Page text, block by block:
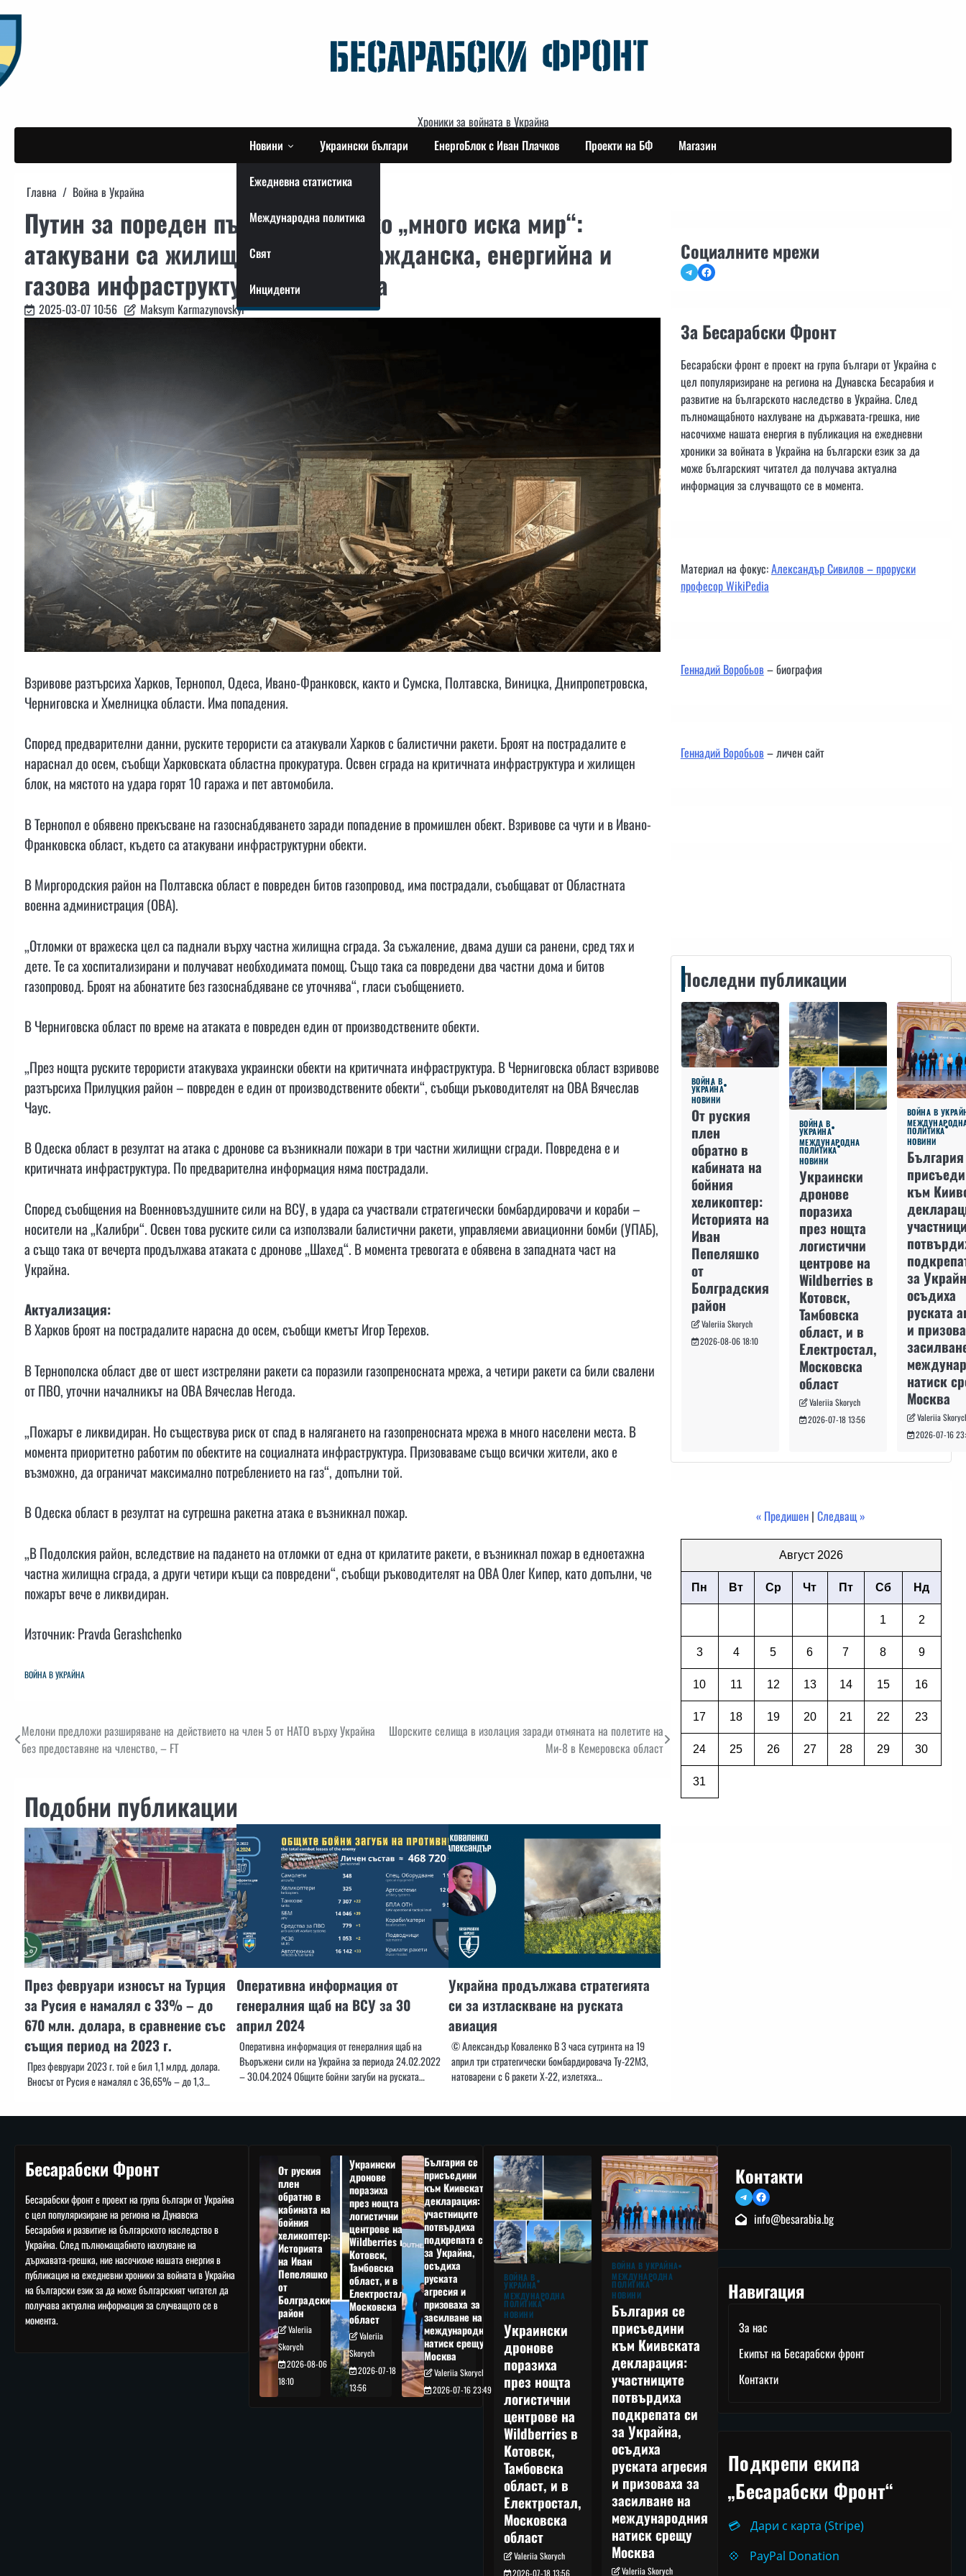
to
content
Хроники за войната в Украйна
Новини
Ежедневна статистика
Международна политика
Свят
Инциденти
Украински българи ЕнергоБлок с Иван Плачков Проекти на БФ Магазин
Главна Война в Украйна
Путин за пореден път показа колко „много иска мир“:
атакувани са жилищни сгради, гражданска, енергийна и
газова инфраструктура на Украйна
2025-03-07 10:56 Maksym Karmazynovskyi
Взривове разтърсиха Харков, Тернопол, Одеса, Ивано-Франковск, както и Сумска, Полтавска, Виницка, Днипропетровска,
Черниговска и Хмелницка области. Има попадения.
Според предварителни данни, руските терористи са атакували Харков с балистични ракети. Броят на пострадалите е
нараснал до осем, съобщи Харковската областна прокуратура. Освен сграда на критичната инфраструктура и жилищен
блок, на мястото на удара горят 10 гаража и пет автомобила.
В Тернопол е обявено прекъсване на газоснабдяването заради попадение в промишлен обект. Взривове са чути и в Ивано-
Франковска област, където са атакувани инфраструктурни обекти.
В Миргородския район на Полтавска област е повреден битов газопровод, има пострадали, съобщават от Областната
военна администрация (ОВА).
„Отломки от вражеска цел са паднали върху частна жилищна сграда. За съжаление, двама души са ранени, сред тях и
дете. Те са хоспитализирани и получават необходимата помощ. Също така са повредени два частни дома и битов
газопровод. Броят на абонатите без газоснабдяване се уточнява“, гласи съобщението.
В Черниговска област по време на атаката е повреден един от производствените обекти.
„През нощта руските терористи атакуваха украински обекти на критичната инфраструктура. В Черниговска област взривове
разтърсиха Прилуцкия район – повреден е един от производствените обекти“, съобщи ръководителят на ОВА Вячеслав
Чаус.
В Одеска област в резултат на атака с дронове са възникнали пожари в три частни жилищни сгради. Повредена е и
критичната инфраструктура. По предварителна информация няма пострадали.
Според съобщения на Военновъздушните сили на ВСУ, в удара са участвали стратегически бомбардировачи и кораби –
носители на „Калибри“. Освен това руските сили са използвали балистични ракети, управляеми авиационни бомби (УПАБ),
а също така от вечерта продължава атаката с дронове „Шахед“. В момента тревогата е обявена в западната част на
Украйна.
Актуализация:
В Харков броят на пострадалите нарасна до осем, съобщи кметът Игор Терехов.
В Тернополска област две от шест изстреляни ракети са поразили газопреносната мрежа, а четири ракети са били свалени
от ПВО, уточни началникът на ОВА Вячеслав Негода.
„Пожарът е ликвидиран. Но съществува риск от спад в налягането на газопреносната мрежа в много населени места. В
момента приоритетно работим по обектите на социалната инфраструктура. Призоваваме също всички жители, ако е
възможно, да ограничат максимално потреблението на газ“, допълни той.
В Одеска област в резултат на сутрешна ракетна атака е възникнал пожар.
„В Подолския район, вследствие на падането на отломки от една от крилатите ракети, е възникнал пожар в едноетажна
частна жилищна сграда, а други четири къщи са повредени“, съобщи ръководителят на ОВА Олег Кипер, като допълни, че
пожарът вече е ликвидиран.
Източник: Pravda Gerashchenko
ВОЙНА В УКРАЙНА
Навигация
Мелони предложи разширяване на действието на член 5 от НАТО върху Украйна
без предоставяне на членство, – FT
Шорските селища в изолация заради отмяната на полетите на
Ми-8 в Кемеровска област
Подобни публикации
През февруари износът на Турция
за Русия е намалял с 33% – до
670 млн. долара, в сравнение със
същия период на 2023 г.
През февруари 2023 г. той е бил 1,1 млрд. долара.
Вносът от Русия е намалял с 36,65% – до 1,3…
Оперативна информация от
генералния щаб на ВСУ за 30
април 2024
Оперативна информация от генералния щаб на
Въоръжени сили на Украйна за периода 24.02.2022
– 30.04.2024 Общите бойни загуби на руската…
Украйна продължава стратегията
си за изтласкване на руската
авиация
© Александър Коваленко В 3 часа сутринта на 19
април три стратегически бомбардировача Ту-22М3,
натоварени с 6 ракети Х-22, излетяха…
Социалните мрежи
TelegramFacebook
За Бесарабски Фронт
Бесарабски фронт е проект на група българи от Украйна с
цел популяризиране на региона на Дунавска Бесарабия и
развитие на българското наследство в Украйна. След
пълномащабното нахлуване на държавата-грешка, ние
насочихме нашата енергия в публикация на ежедневни
хроники за войната в Украйна на български език за да
може българският читател да получава актуална
информация за случващото се в момента.
Материал на фокус:Александър Сивилов – проруски
професор WikiPedia
Геннадий Воробьов– биография
Геннадий Воробьов– личен сайт
Последни публикации
ВОЙНА В
УКРАЙНА
НОВИНИ
От руския
плен
обратно в
кабината на
бойния
хеликоптер:
Историята на
Иван
Пепеляшко
от
Болградския
район
Valeriia Skorych
2026-08-06 18:10
ВОЙНА В
УКРАЙНА
МЕЖДУНАРОДНА
ПОЛИТИКА
НОВИНИ
Украински
дронове
поразиха
през нощта
логистични
центрове на
Wildberries в
Котовск,
Тамбовска
област, и в
Електростал,
Московска
област
Valeriia Skorych
2026-07-18 13:56
ВОЙНА В
ПОЛИТИКА
НОВИНИ
към
за
осъдиха
руската
и
натиск
Москва
Valeriia
2026-07-16
« Предишен |Следващ »
Август 2026
Пн Вт Ср Чт Пт Сб Нд
1 2
3 4 5 6 7 8 9
10 11 12 13 14 15 16
17 18 19 20 21 22 23
24 25 26 27 28 29 30
31
Бесарабски Фронт
Бесарабски фронт е проект на група българи от Украйна
с цел популяризиране на региона на Дунавска
Бесарабия и развитие на българското наследство в
Украйна. След пълномащабното нахлуване на
държавата-грешка, ние насочихме нашата енергия в
публикация на ежедневни хроники за войната в Украйна
на български език за да може българският читател да
получава актуална информация за случващото се в
момента.
От руския
плен
обратно в
кабината на
бойния
хеликоптер:
Историята
на Иван
Пепеляшко
от
Болградския
район
Valeriia
Skorych
2026-08-06
18:10
Украински
дронове
поразиха
през нощта
логистични
центрове на
Wildberries в
Котовск,
Тамбовска
област, и в
Електростал,
Московска
област
Valeriia
Skorych
2026-07-18
13:56
България се
присъедини
към Киивската
декларация:
участниците
потвърдиха
подкрепата си
за Украйна,
осъдиха
руската
агресия и
призоваха за
засилване на
международния
натиск срещу
Москва
Valeriia Skorych
2026-07-16 23:49
ВОЙНА В
УКРАЙНА
МЕЖДУНАРОДНА
ПОЛИТИКА
НОВИНИ
Украински
дронове
поразиха
през нощта
логистични
центрове на
Wildberries в
Котовск,
Тамбовска
област, и в
Електростал,
Московска
област
Valeriia Skorych
2026-07-18 13:56
ВОЙНА В УКРАЙНА
МЕЖДУНАРОДНА
ПОЛИТИКА
НОВИНИ
България се
присъедини
към Киивската
декларация:
участниците
потвърдиха
подкрепата си
за Украйна,
осъдиха
руската агресия
и призоваха за
засилване на
международния
натиск срещу
Москва
Valeriia Skorych
Контакти
TelegramFacebook
info@besarabia.bg
Навигация
За нас
Екипът на Бесарабски фронт
Контакти
Подкрепи екипа
„Бесарабски Фронт“
💳
Дари с карта (Stripe)
💠
PayPal Donation